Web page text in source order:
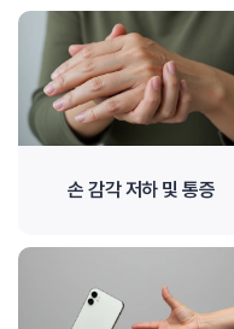
손 감각 저하 및 통증